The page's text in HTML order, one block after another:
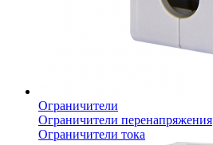
Ограничители
Ограничители перенапряжения
Ограничители тока